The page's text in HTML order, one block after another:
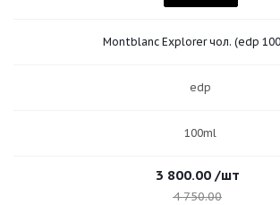
Montblanc Explorer чол. (edp
edp
100ml
3 800.00 /шт
4 750.00